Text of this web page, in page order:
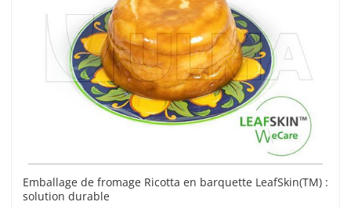
Emballage de fromage Ricotta en barquette LeafSkin(TM) :
solution durable